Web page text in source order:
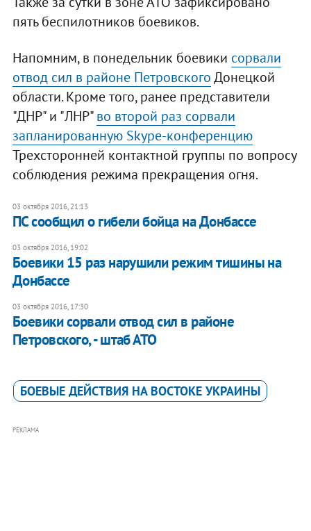
пять беспилотников боевиков.
Напомним, в понедельник боевики сорвали
отвод сил в районе ПетровскогоДонецкой
области. Кроме того, ранее представители
"ДНР" и "ЛНР"во второй раз сорвали
запланированную Skype-конференцию
Трехсторонней контактной группы по вопросу
соблюдения режима прекращения огня.
03 октября 2016, 21:13
ПС сообщил о гибели бойца на Донбассе
03 октября 2016, 19:02
Боевики 15 раз нарушили режим тишины на
Донбассе
03 октября 2016, 17:30
Боевики сорвали отвод сил в районе
Петровского, - штаб АТО
БОЕВЫЕ ДЕЙСТВИЯ НА ВОСТОКЕ УКРАИНЫ
РЕКЛАМА